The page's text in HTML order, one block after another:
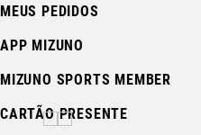
MEUS PEDIDOS
APP MIZUNO
MIZUNO SPORTS MEMBER
CARTÃO PRESENTE